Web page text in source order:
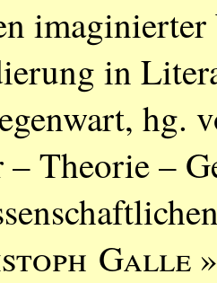
in
hg.
Theorie –
Galle